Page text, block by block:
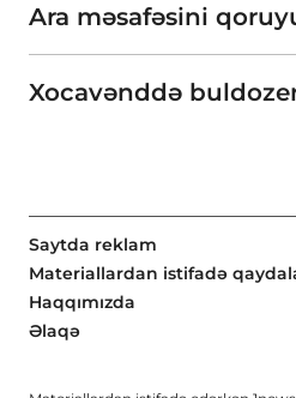
Ara məsafəsini
Xocavənddə
Saytda reklam
Materiallardan istifadə
Haqqımızda
Əlaqə